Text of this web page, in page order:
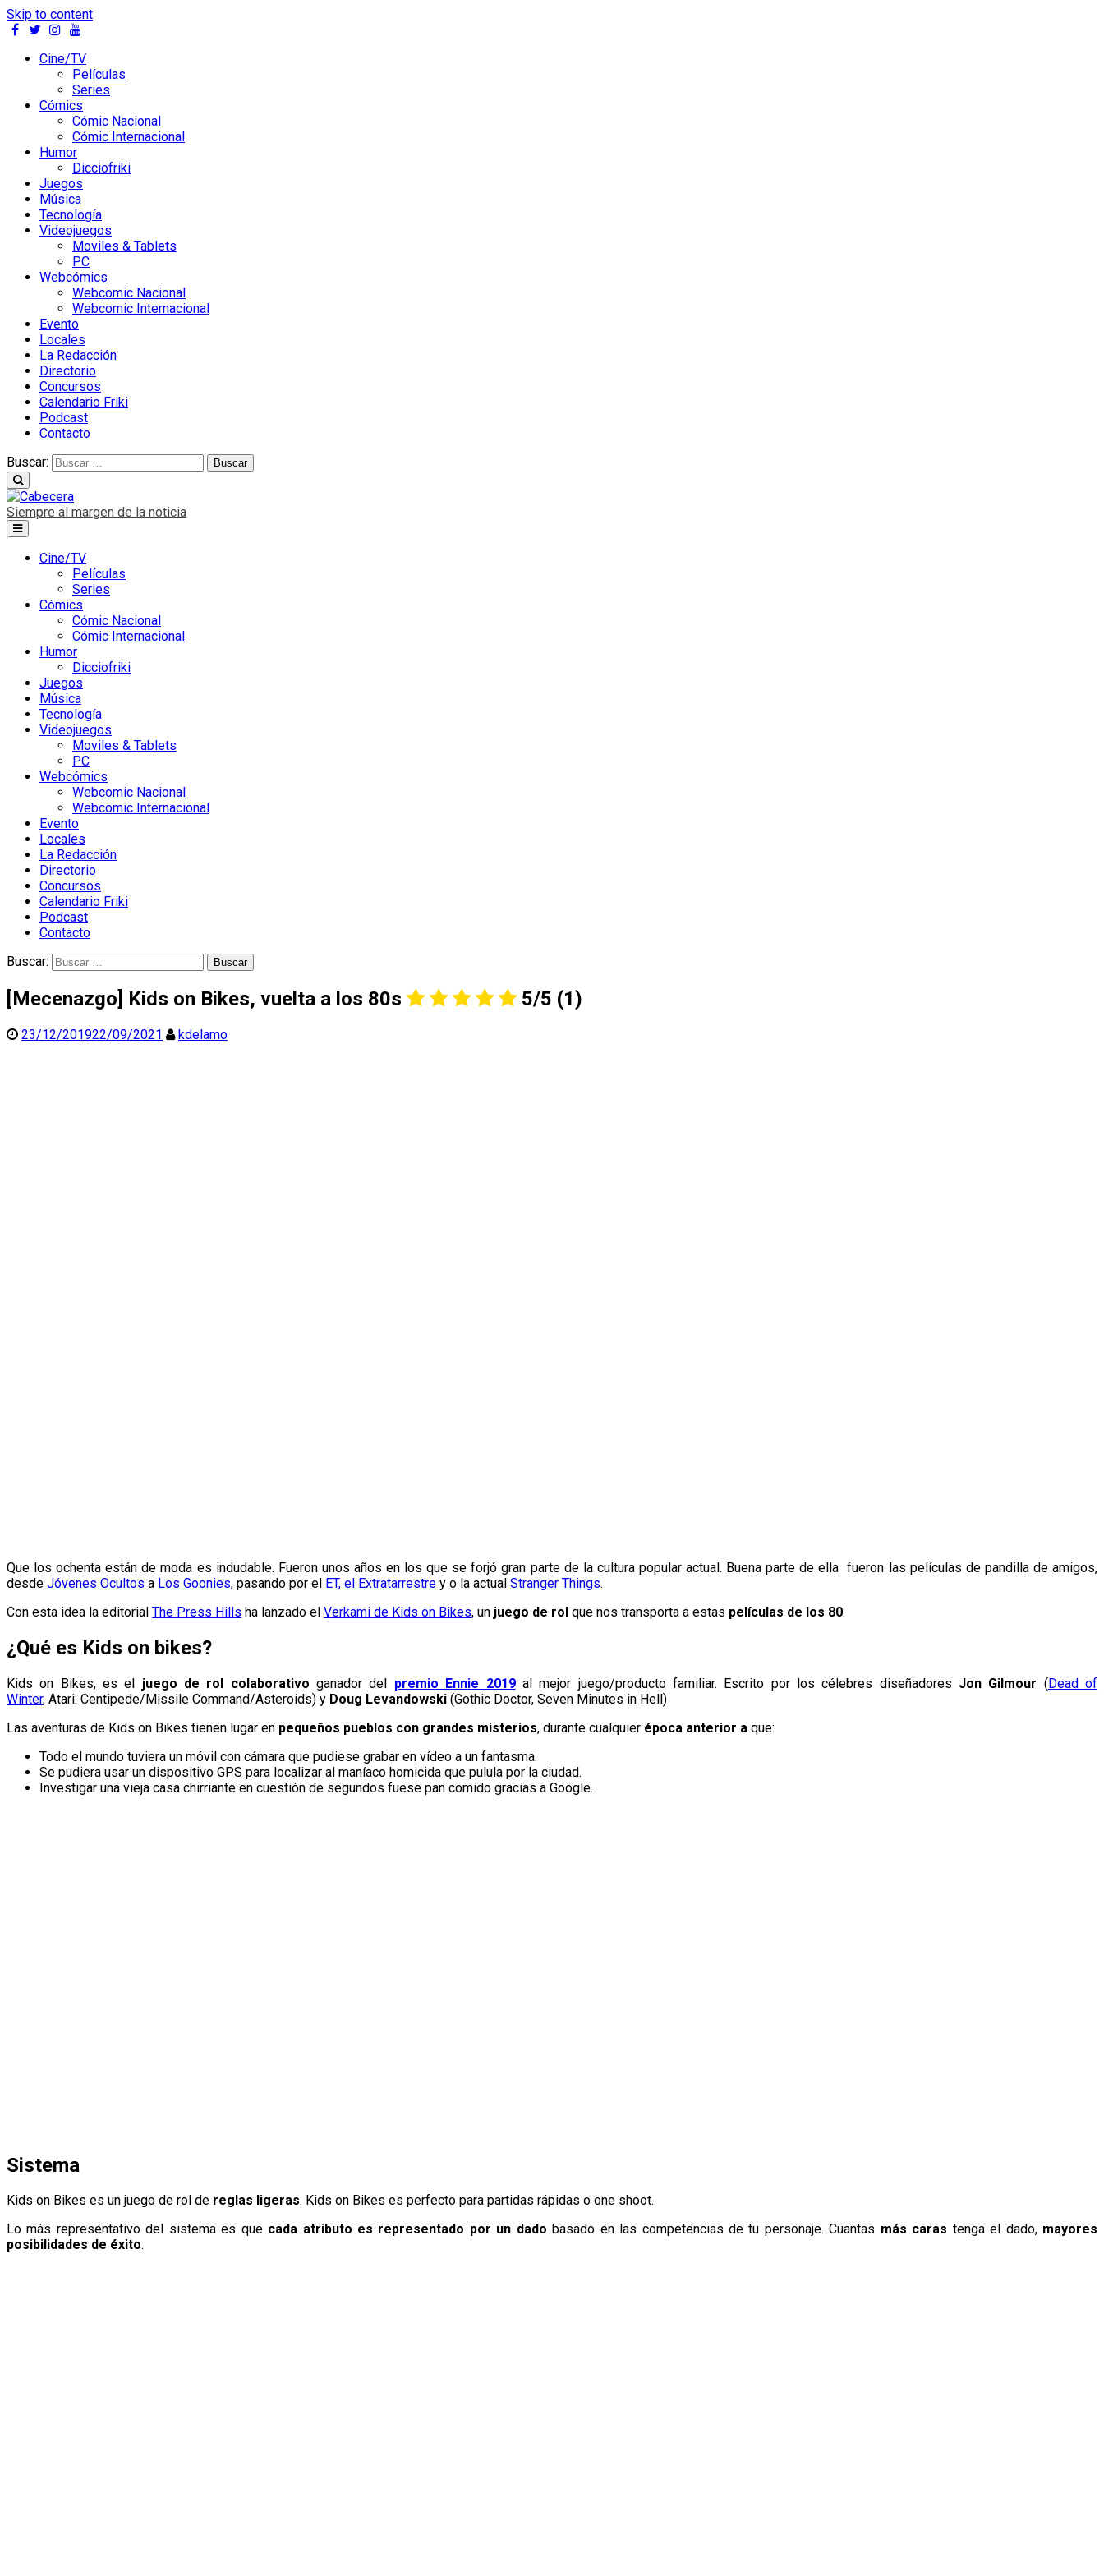
Skip to content
Cine/TV
Películas
Series
Cómics
Cómic Nacional
Cómic Internacional
Humor
Dicciofriki
Juegos
Música
Tecnología
Videojuegos
Moviles & Tablets
PC
Webcómics
Webcomic Nacional
Webcomic Internacional
Evento
Locales
La Redacción
Directorio
Concursos
Calendario Friki
Podcast
Contacto
Buscar:
Siempre al margen de la noticia
Cine/TV
Películas
Series
Cómics
Cómic Nacional
Cómic Internacional
Humor
Dicciofriki
Juegos
Música
Tecnología
Videojuegos
Moviles & Tablets
PC
Webcómics
Webcomic Nacional
Webcomic Internacional
Evento
Locales
La Redacción
Directorio
Concursos
Calendario Friki
Podcast
Contacto
Buscar:
[Mecenazgo] Kids on Bikes, vuelta a los 80s 5/5 (1)
23/12/201922/09/2021 kdelamo
Que los ochenta están de moda es indudable. Fueron unos años en los que se forjó gran parte de la cultura popular actual. Buena parte de ella fueron las películas de pandilla de amigos,
desde Jóvenes Ocultos a Los Goonies, pasando por el ET, el Extratarrestre y o la actual Stranger Things.
Con esta idea la editorial The Press Hills ha lanzado el Verkami de Kids on Bikes, un juego de rol que nos transporta a estas películas de los 80.
¿Qué es Kids on bikes?
Kids on Bikes, es el juego de rol colaborativo ganador del premio Ennie 2019al mejor juego/producto familiar. Escrito por los célebres diseñadores Jon Gilmour (Dead of
Winter, Atari: Centipede/Missile Command/Asteroids) y Doug Levandowski (Gothic Doctor, Seven Minutes in Hell)
Las aventuras de Kids on Bikes tienen lugar en pequeños pueblos con grandes misterios, durante cualquier época anterior a que:
Todo el mundo tuviera un móvil con cámara que pudiese grabar en vídeo a un fantasma.
Se pudiera usar un dispositivo GPS para localizar al maníaco homicida que pulula por la ciudad.
Investigar una vieja casa chirriante en cuestión de segundos fuese pan comido gracias a Google.
Sistema
Kids on Bikes es un juego de rol de reglas ligeras. Kids on Bikes es perfecto para partidas rápidas o one shoot.
Lo más representativo del sistema es quecada atributo es representado por un dado basado en las competencias de tu personaje. Cuantas más caras tenga el dado, mayores
posibilidades de éxito.